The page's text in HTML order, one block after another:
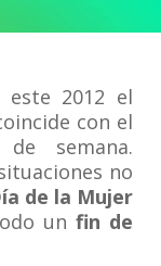
este 2012 el
con el
semana.
no
de la Mujer
unfin de